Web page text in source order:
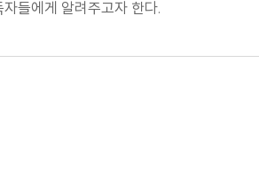
들에게 알려주고자 한다.